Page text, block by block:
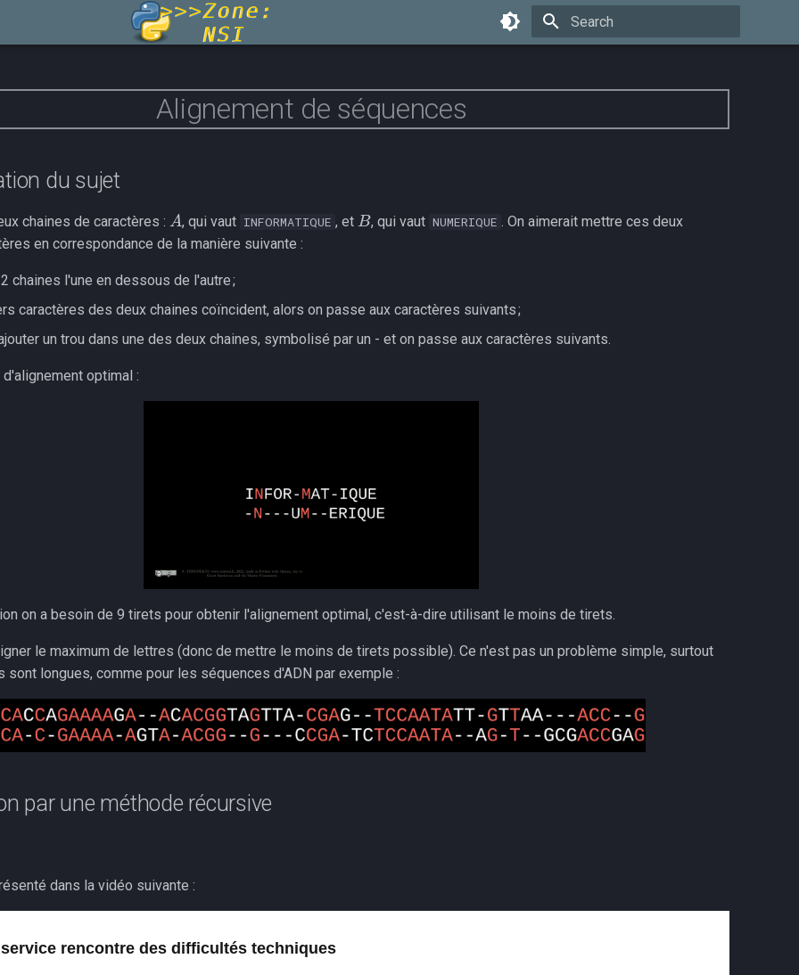
Alignement de séquences
du sujet
chaines de caractères :
A
, qui vaut INFORMATIQUE , et , qui vaut NUMERIQUE . On aimerait mettre ces deux
en correspondance de la manière suivante :
chaines l'une en dessous de l'autre ;
caractères des deux chaines coïncident, alors on passe aux caractères suivants ;
un trou dans une des deux chaines, symbolisé par un - et on passe aux caractères suivants.
optimal :
on a besoin de 9 tirets pour obtenir l'alignement optimal, c'est-à-dire utilisant le moins de tirets.
le maximum de lettres (donc de mettre le moins de tirets possible). Ce n'est pas un problème simple, surtout
sont longues, comme pour les séquences d'ADN par exemple :
par une méthode récursive
dans la vidéo suivante :